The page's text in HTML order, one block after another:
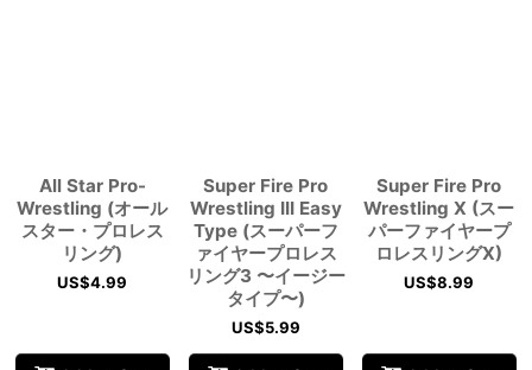
All Star Pro-
Wrestling (オール
スター・プロレス
リング)
US$4.99
Super Fire Pro
Wrestling III Easy
Type (スーパーフ
ァイヤープロレス
リング3 〜イージー
タイプ〜)
US$5.99
Super Fire Pro
Wrestling X (スー
パーファイヤープ
ロレスリングX)
US$8.99